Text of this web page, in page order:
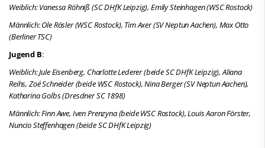
Weiblich: Vanessa Röhniß (SC DHfK Leipzig), Emily Steinhagen (WSC Rostock)
Männlich: Ole Rösler (WSC Rostock), Tim Axer (SV Neptun Aachen), Max Otto
(Berliner TSC)
Jugend B:
Weiblich: Jule Eisenberg, Charlotte Lederer (beide SC DHfK Leipzig), Aliana
Reihs, Zoé Schneider (beide WSC Rostock), Nina Berger (SV Neptun Aachen),
Katharina Golbs (Dresdner SC 1898)
Männlich: Finn Awe, Iven Prenzyna (beide WSC Rostock), Louis Aaron Förster,
Nuncio Steffenhagen (beide SC DHfK Leipzig)